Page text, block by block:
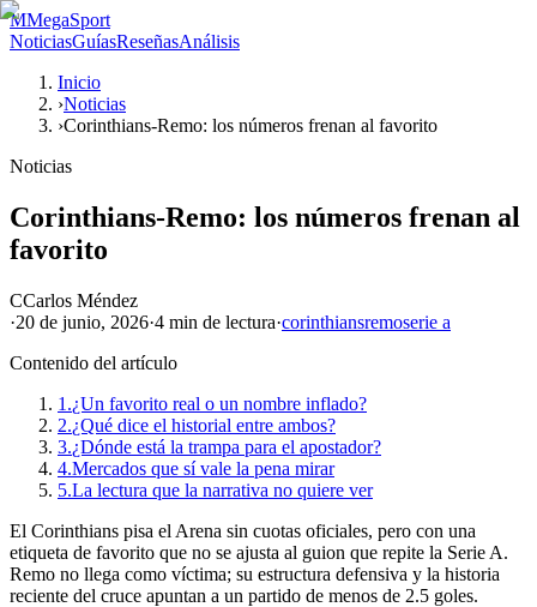
MMegaSport
NoticiasGuíasReseñasAnálisis
Inicio
›Noticias
›Corinthians-Remo: los números frenan al favorito
Noticias
Corinthians-Remo: los números frenan al
favorito
CCarlos Méndez
·20 de junio, 2026·4 min de lectura·corinthiansremoserie a
Contenido del artículo
1.¿Un favorito real o un nombre inflado?
2.¿Qué dice el historial entre ambos?
3.¿Dónde está la trampa para el apostador?
4.Mercados que sí vale la pena mirar
5.La lectura que la narrativa no quiere ver
El Corinthians pisa el Arena sin cuotas oficiales, pero con una
etiqueta de favorito que no se ajusta al guion que repite la Serie A.
Remo no llega como víctima; su estructura defensiva y la historia
reciente del cruce apuntan a un partido de menos de 2.5 goles.